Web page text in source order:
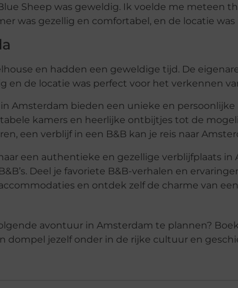
Sheep was geweldig. Ik voelde me meteen
was gezellig en comfortabel, en de locatie
en hadden een geweldige tijd. De
en de locatie was perfect voor het verkennen
Amsterdam bieden een unieke en
kamers en heerlijke ontbijtjes tot de
een verblijf in een B&B kan je reis naar
een authentieke en gezellige verblijfplaats in
Deel je favoriete B&B-verhalen en
en ontdek zelf de charme van
avontuur in Amsterdam te plannen?
dompel jezelf onder in de rijke cultuur en